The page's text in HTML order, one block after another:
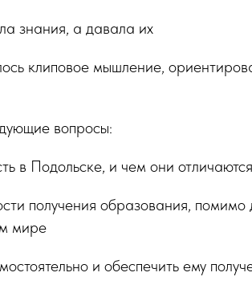
знания, а давала их
клиповое мышление,
вопросы:
в Подольске, и чем они
получения образования, помимо
мире
и обеспечить ему